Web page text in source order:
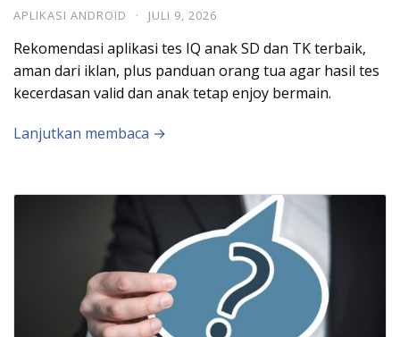
APLIKASI ANDROID · JULI 9, 2026
Rekomendasi aplikasi tes IQ anak SD dan TK terbaik,
aman dari iklan, plus panduan orang tua agar hasil tes
kecerdasan valid dan anak tetap enjoy bermain.
Lanjutkan membaca →